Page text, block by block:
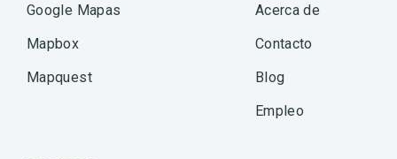
Google Mapas
Mapbox
Mapquest
Acerca de
Contacto
Blog
Empleo